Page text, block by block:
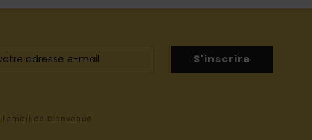
S'inscrire
de bienvenue